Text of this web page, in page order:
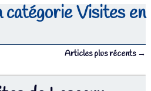
catégorieVisites en
Articles plus récents →